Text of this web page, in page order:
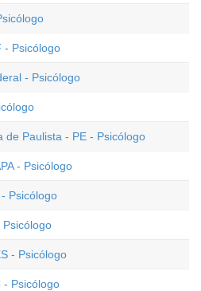
- Psicólogo
- Psicólogo
de Paulista - PE - Psicólogo
- Psicólogo
Psicólogo
Psicólogo
- Psicólogo
- Psicólogo